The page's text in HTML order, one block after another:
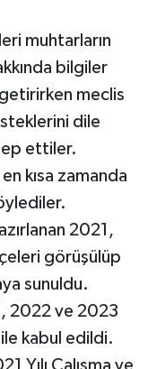
muhtarların
bilgiler
meclis
dile
ettiler.
kısa zamanda
2021,
görüşülüp
sunuldu.
2022 ve 2023
kabul edildi.
Yılı Çalışma ve